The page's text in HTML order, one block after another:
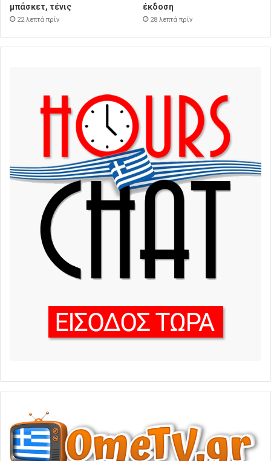
μπάσκετ, τένις
22 λεπτά πρίν
έκδοση
28 λεπτά πρίν